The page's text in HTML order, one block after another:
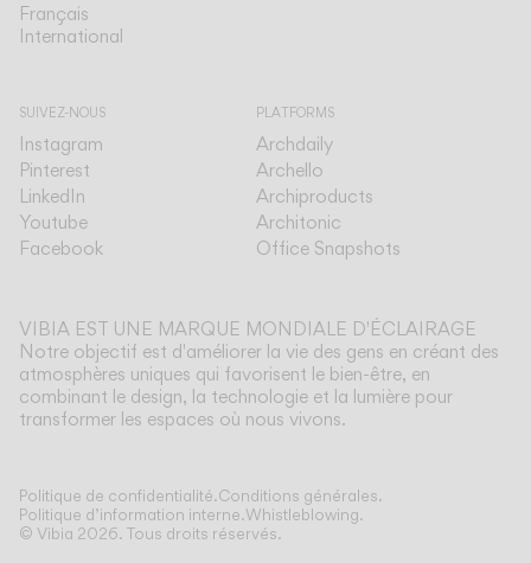
Français
International
SUIVEZ-NOUS
Instagram
Pinterest
LinkedIn
Youtube
Facebook
PLATFORMS
Archdaily
Archello
Archiproducts
Architonic
Office Snapshots
VIBIA EST UNE MARQUE MONDIALE D'ÉCLAIRAGE
Notre objectif est d'améliorer la vie des gens en créant des
atmosphères uniques qui favorisent le bien-être, en
combinant le design, la technologie et la lumière pour
transformer les espaces où nous vivons.
Politique de confidentialité.Conditions générales.
Politique d’information interne.Whistleblowing.
© Vibia 2026. Tous droits réservés.